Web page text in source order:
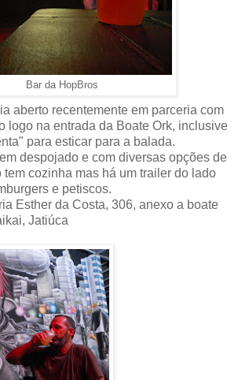
Bar da HopBros
aberto recentemente em parceria com
logo na entrada da Boate Ork, inclusive
para esticar para a balada.
despojado e com diversas opções de
tem cozinha mas há um trailer do lado
e petiscos.
Esther da Costa, 306, anexo a boate
Jatiúca